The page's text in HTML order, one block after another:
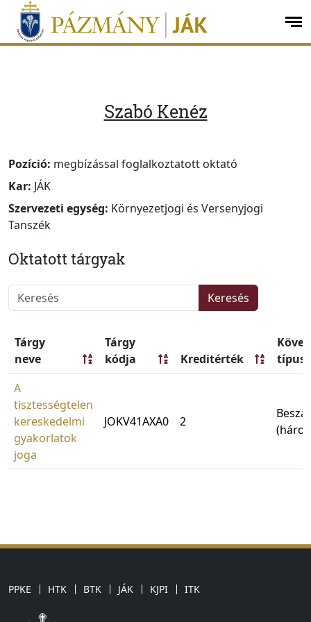
Ugrás a menüre
Ugrás a tartalomra
Szabó Kenéz
Pozíció: megbízással foglalkoztatott oktató
Kar: JÁK
Szervezeti egység: Környezetjogi és Versenyjogi
Tanszék
Oktatott tárgyak
Keresés
Tárgy
neve
Tárgy
kódja
Kreditérték
típus
A
tisztességtelen
kereskedelmi
gyakorlatok
joga
JOKV41AXA0 2
PPKE HTK BTK JÁK KJPI ITK